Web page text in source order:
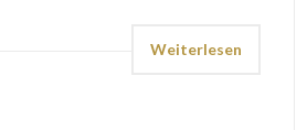
Weiterlesen